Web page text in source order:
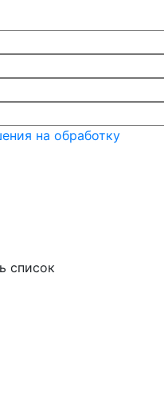
на обработку
список